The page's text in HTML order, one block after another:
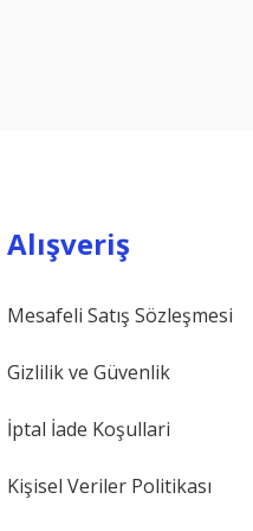
Alışveriş
Mesafeli Satış Sözleşmesi
Gizlilik ve Güvenlik
İptal İade Koşullari
Kişisel Veriler Politikası